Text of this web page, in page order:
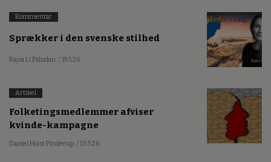
Kommentar
Sprækker i den svenske stilhed
Kajsa Li Paludan / 19.5.26
Artikel
Folketingsmedlemmer afviser
kvinde-kampagne
Daniel Holst Pinderup / 13.5.26